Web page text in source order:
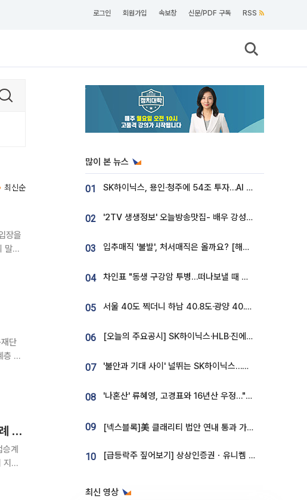
로그인 회원가입 속보창 신문/PDF 구독 RSS
최신순
말씀
단
비수도권 신산업 창업기업 최대 100% 세액 감면...제3자 사업승계 특례 도입
계
지원
많이 본 뉴스
01 SK하이닉스, 용인·청주에 54조 투자…AI 메모리 생산기지 키운다
02 '2TV 생생정보' 오늘방송맛집- 배우 강성진 단골! 쌀국수ㆍ푸팟퐁 커리 맛집 '블○○○'
03 입추매직 '불발', 처서매직은 올까요? [해시태그]
04 차인표 "동생 구강암 투병…떠나보낼 때 가장 힘들었다”
05 서울 40도 찍더니 하남 40.8도·광양 40.2도…전국 '펄펄'
06 [오늘의 주요공시] SK하이닉스·HLB·진에어·포스코홀딩스·네이버·대우건설 등
07 '불안과 기대 사이' 널뛰는 SK하이닉스…증권가 "HBM4·LTA 기반 펀터멘털 견고"
08 '나혼산' 류혜영, 고경표와 16년산 우정…"자취방서 부모님과 마주쳐"
09 [넥스블록]美 클래리티 법안 연내 통과 가능성 13%…상원 문턱서 제동
10 [급등락주 짚어보기] 상상인증권ㆍ유니켐 2연속, 본느 6연속 ‘상한가’⋯M&A 훈풍 분 증시
최신 영상